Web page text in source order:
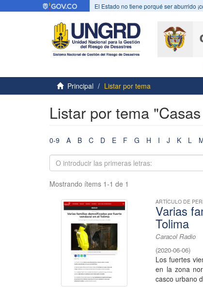
El Estado no tiene porqué ser aburrido
Principal
Listar por tema
Listar por tema
0-9 A B C D E F G H I J K L
Mostrando ítems 1-1 de 1
ARTÍCULO DE
Varias
Tolima
Caracol Radio
(2020-06-06)
Los fuertes
en la zona
casco urbano